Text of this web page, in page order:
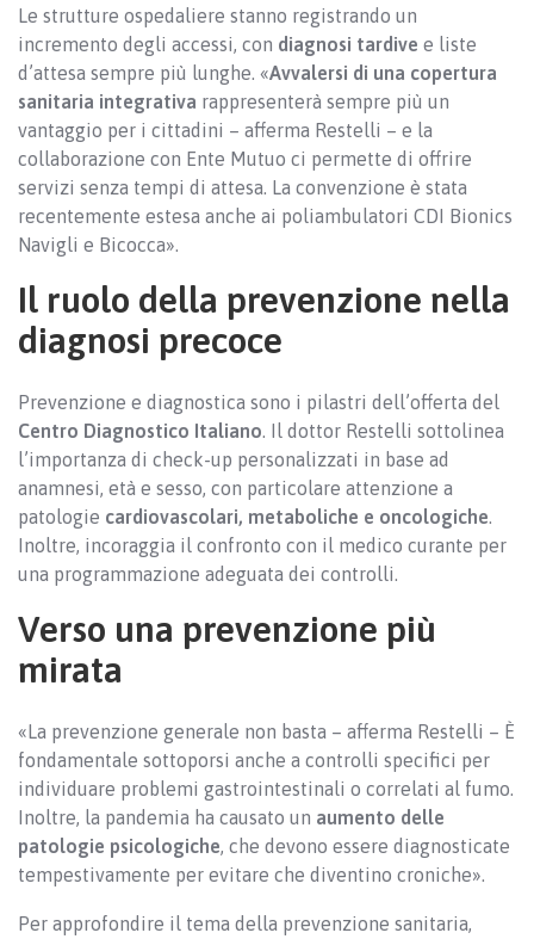
Le strutture ospedaliere stanno registrando un
incremento degli accessi, con diagnosi tardive e liste
d’attesa sempre più lunghe. «Avvalersi di una copertura
sanitaria integrativa rappresenterà sempre più un
vantaggio per i cittadini – afferma Restelli – e la
collaborazione con Ente Mutuo ci permette di offrire
servizi senza tempi di attesa. La convenzione è stata
recentemente estesa anche ai poliambulatori CDI Bionics
Navigli e Bicocca».
Il ruolo della prevenzione nella
diagnosi precoce
Prevenzione e diagnostica sono i pilastri dell’offerta del
Centro Diagnostico Italiano. Il dottor Restelli sottolinea
l’importanza di check-up personalizzati in base ad
anamnesi, età e sesso, con particolare attenzione a
patologie cardiovascolari, metaboliche e oncologiche.
Inoltre, incoraggia il confronto con il medico curante per
una programmazione adeguata dei controlli.
Verso una prevenzione più
mirata
«La prevenzione generale non basta – afferma Restelli – È
fondamentale sottoporsi anche a controlli specifici per
individuare problemi gastrointestinali o correlati al fumo.
Inoltre, la pandemia ha causato un aumento delle
patologie psicologiche, che devono essere diagnosticate
tempestivamente per evitare che diventino croniche».
Per approfondire il tema della prevenzione sanitaria,